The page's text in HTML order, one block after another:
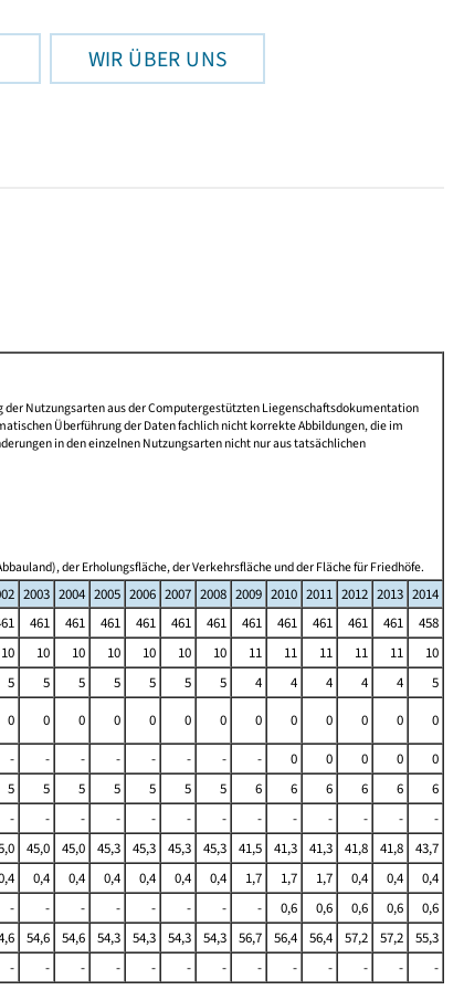
WIR ÜBER UNS
Nutzungsarten aus der Computergestützten Liegenschaftsdokumentation
Überführung der Daten fachlich nicht korrekte Abbildungen, die im
in den einzelnen Nutzungsarten nicht nur aus tatsächlichen
der Erholungsfläche, der Verkehrsfläche und der Fläche für Friedhöfe.
2003 2004 2005 2006 2007 2008 2009 2010 2011 2012 2013 2014
461 461 461 461 461 461 461 461 461 461 461
458
10 10 10 10 10 10 10 11 11 11 11 11
10
5 5 5 5 5 5 5 4 4 4 4 4
5
0 0 0 0 0 0 0 0 0 0 0 0
0
- - - - - - - - 0 0 0 0
0
5 5 5 5 5 5 5 6 6 6 6 6
6
- - - - - - - - - - - -
-
45,0 45,0 45,3 45,3 45,3 45,3 41,5 41,3 41,3 41,8 41,8
43,7
0,4 0,4 0,4 0,4 0,4 0,4 1,7 1,7 1,7 0,4 0,4
0,4
- - - - - - - - 0,6 0,6 0,6 0,6
0,6
54,6 54,6 54,3 54,3 54,3 54,3 56,7 56,4 56,4 57,2 57,2
55,3
- - - - - - - - - - - - -